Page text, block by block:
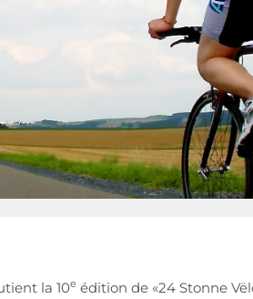
la 10eédition de «24 Stonne